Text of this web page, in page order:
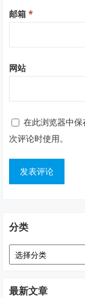
邮箱*
网站
在此浏览器中
次评论时使用。
分类
分
类
最新文章